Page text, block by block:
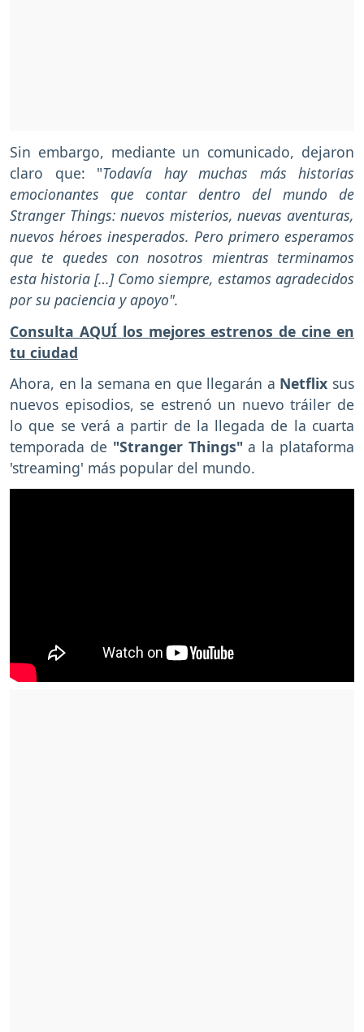
Sin embargo, mediante un comunicado, dejaron
claro que: "Todavía hay muchas más historias
emocionantes que contar dentro del mundo de
Stranger Things: nuevos misterios, nuevas aventuras,
nuevos héroes inesperados. Pero primero esperamos
que te quedes con nosotros mientras terminamos
esta historia […] Como siempre, estamos agradecidos
por su paciencia y apoyo".
Consulta AQUÍ los mejores estrenos de cine en
tu ciudad
Ahora, en la semana en que llegarán a Netflix sus
nuevos episodios, se estrenó un nuevo tráiler de
lo que se verá a partir de la llegada de la cuarta
temporada de "Stranger Things"a la plataforma
'streaming' más popular del mundo.